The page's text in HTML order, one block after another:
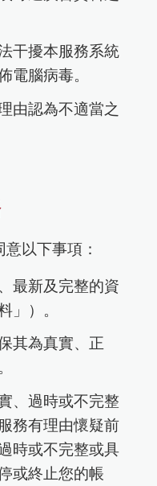
干擾本服務系統
電腦病毒。
由認為不適當之
以下事項：
最新及完整的資
」）。
其為真實、正
、過時或不完整
務有理由懷疑前
時或不完整或具
或終止您的帳